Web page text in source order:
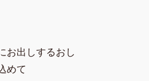
お出しするおし
めて